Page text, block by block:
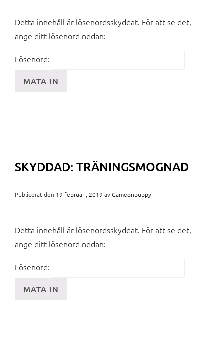
Detta innehåll är lösenordsskyddat. För att se det,
ange ditt lösenord nedan:
Lösenord:
SKYDDAD: TRÄNINGSMOGNAD
Publicerat den 19 februari, 2019 avGameonpuppy
Detta innehåll är lösenordsskyddat. För att se det,
ange ditt lösenord nedan:
Lösenord: